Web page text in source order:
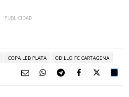
COPA LEB PLATA ODILLO FC CARTAGENA